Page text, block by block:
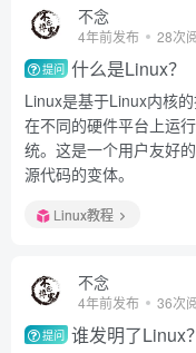
不念
4年前发布 28次
提问 什么是Linux？
Linux是基于Linux内核
在不同的硬件平台上运
统。这是一个用户友好
源代码的变体。
Linux教程
不念
4年前发布 36次
提问 谁发明了Linux